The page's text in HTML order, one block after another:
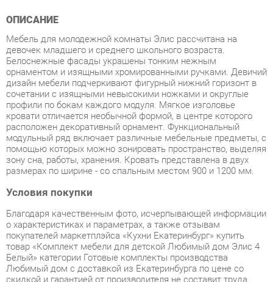
девочек младшего и среднего школьного возраста.
Белоснежные фасады украшены тонким нежным
орнаментом и изящными хромированными ручками. Девичий
дизайн мебели подчеркивают фигурный нижний горизонт в
сочетании с изящными невысокими ножками и округлые
профили по бокам каждого модуля. Мягкое изголовье
кровати отличается необычной формой, в центре которого
расположен декоративный орнамент. Функциональный
модульный ряд включает различные мебельные предметы, с
помощью которых можно зонировать пространство, выделяя
зону сна, работы, хранения. Кровать представлена в двух
размерах по ширине - со спальным местом 900 и 1200 мм.
Условия покупки
Благодаря качественным фото, исчерпывающей информации
покупателей маркетплэйса «Кухни Екатеринбург» купить
Белый» категории Готовые комплекты производства
Любимый дом с доставкой из Екатеринбурга по цене со
скидкой и гарантией от производителя не составит труда.
Мы отправляем заказы в доставку ежедневно. Товары из
ассортимента в наличии на складе в Екатеринбурге вы
получите не позднее48-ми часовс момента оформления